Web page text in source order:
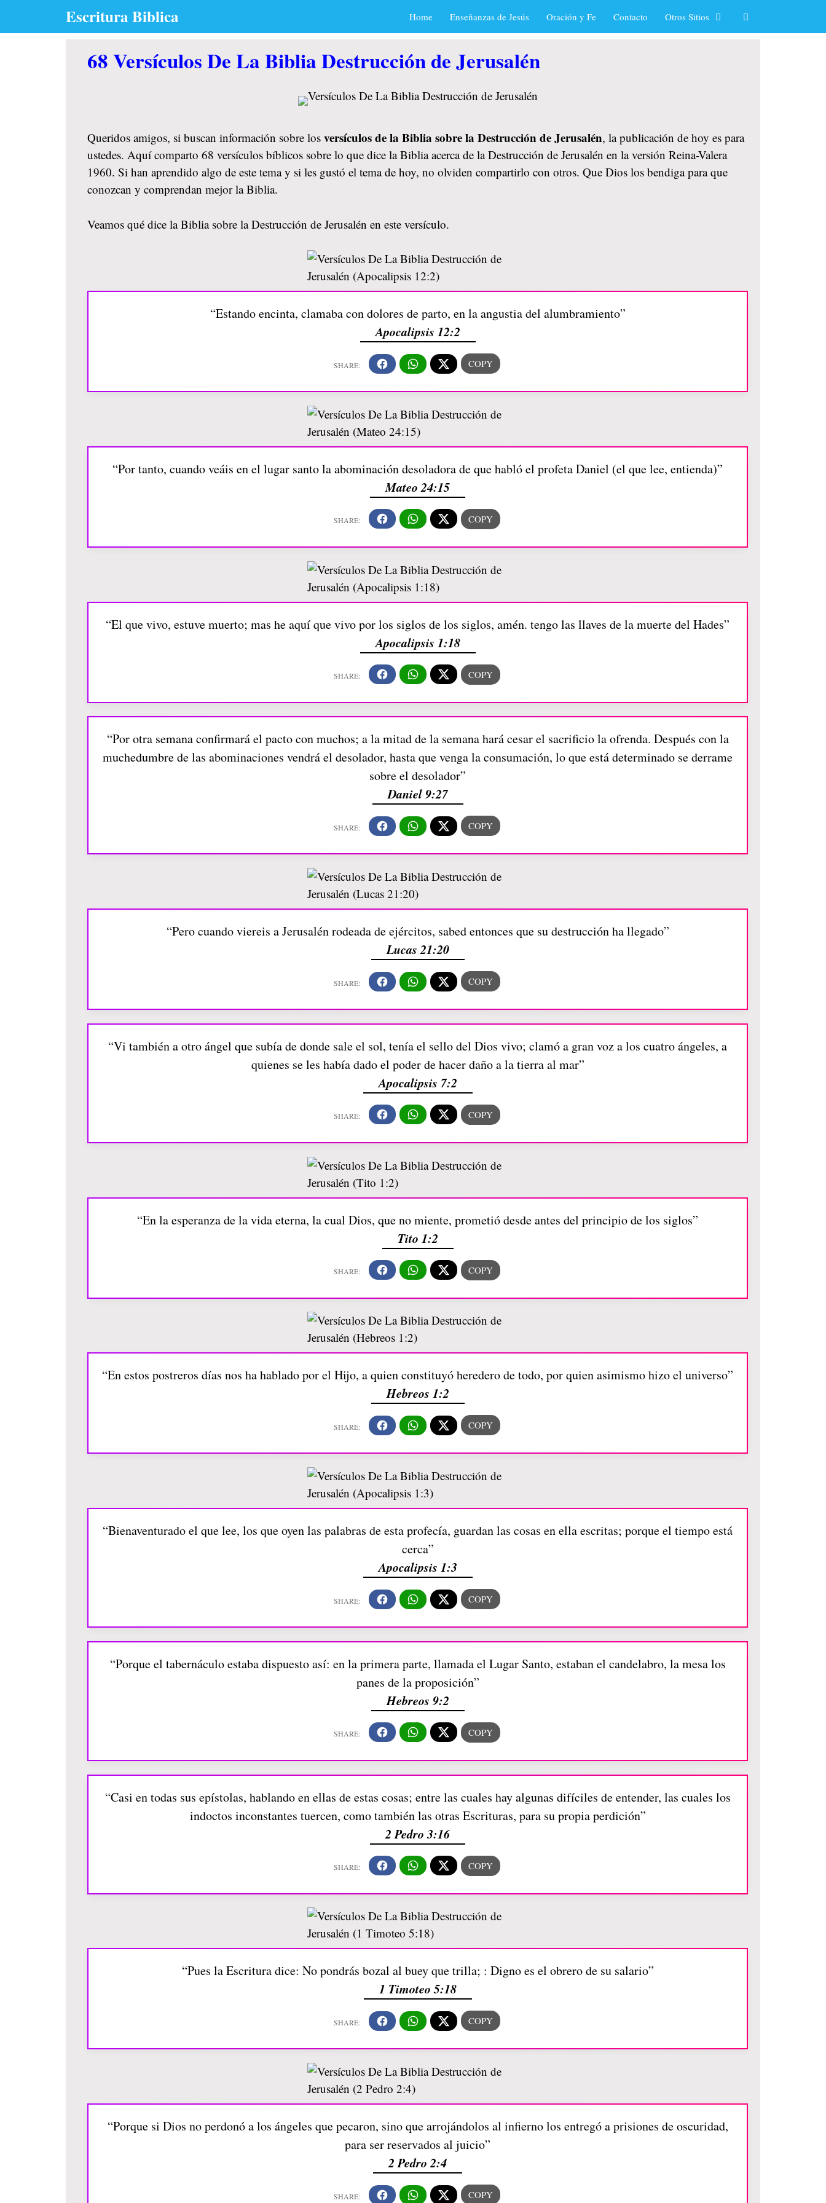
Escritura Biblica Home Enseñanzas de Jesús Oración y Fe Contacto Otros Sitios
68 Versículos De La Biblia Destrucción de Jerusalén
Queridos amigos, si buscan información sobre los versículos de la Biblia sobre la Destrucción de Jerusalén, la publicación de hoy es para
ustedes. Aquí comparto 68 versículos bíblicos sobre lo que dice la Biblia acerca de la Destrucción de Jerusalén en la versión Reina-Valera
1960. Si han aprendido algo de este tema y si les gustó el tema de hoy, no olviden compartirlo con otros. Que Dios los bendiga para que
conozcan y comprendan mejor la Biblia.
Veamos qué dice la Biblia sobre la Destrucción de Jerusalén en este versículo.
“Estando encinta, clamaba con dolores de parto, en la angustia del alumbramiento”
Apocalipsis 12:2
“Por tanto, cuando veáis en el lugar santo la abominación desoladora de que habló el profeta Daniel (el que lee, entienda)”
Mateo 24:15
“El que vivo, estuve muerto; mas he aquí que vivo por los siglos de los siglos, amén. tengo las llaves de la muerte del Hades”
Apocalipsis 1:18
“Por otra semana confirmará el pacto con muchos; a la mitad de la semana hará cesar el sacrificio la ofrenda. Después con la
muchedumbre de las abominaciones vendrá el desolador, hasta que venga la consumación, lo que está determinado se derrame
sobre el desolador”
Daniel 9:27
“Pero cuando viereis a Jerusalén rodeada de ejércitos, sabed entonces que su destrucción ha llegado”
Lucas 21:20
“Vi también a otro ángel que subía de donde sale el sol, tenía el sello del Dios vivo; clamó a gran voz a los cuatro ángeles, a
quienes se les había dado el poder de hacer daño a la tierra al mar”
Apocalipsis 7:2
“En la esperanza de la vida eterna, la cual Dios, que no miente, prometió desde antes del principio de los siglos”
Tito 1:2
“En estos postreros días nos ha hablado por el Hijo, a quien constituyó heredero de todo, por quien asimismo hizo el universo”
Hebreos 1:2
“Bienaventurado el que lee, los que oyen las palabras de esta profecía, guardan las cosas en ella escritas; porque el tiempo está
cerca”
Apocalipsis 1:3
“Porque el tabernáculo estaba dispuesto así: en la primera parte, llamada el Lugar Santo, estaban el candelabro, la mesa los
panes de la proposición”
Hebreos 9:2
“Casi en todas sus epístolas, hablando en ellas de estas cosas; entre las cuales hay algunas difíciles de entender, las cuales los
indoctos inconstantes tuercen, como también las otras Escrituras, para su propia perdición”
2 Pedro 3:16
“Pues la Escritura dice: No pondrás bozal al buey que trilla; : Digno es el obrero de su salario”
1 Timoteo 5:18
“Porque si Dios no perdonó a los ángeles que pecaron, sino que arrojándolos al infierno los entregó a prisiones de oscuridad,
para ser reservados al juicio”
2 Pedro 2:4